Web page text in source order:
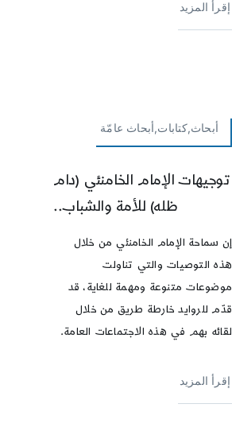
إقرأ المزيد
أبحاث,كتابات,أبحاث عامّة
توجيهات الإمام الخامنئي (دام
ظله) للأمة والشباب..
إن سماحة الإمام الخامنئي من خلال
هذه التوصيات والتي تناولت
موضوعات متنوعة ومهمة للغاية، قد
قدّم للروايد خارطة طريق من خلال
لقائه بهم في هذه الاجتماعات العامة.
إقرأ المزيد